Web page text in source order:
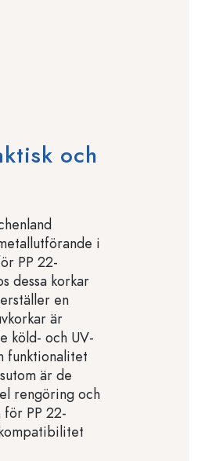
och
i
PP 22-
dessa korkar
en
är
köld- och UV-
funktionalitet
är de
rengöring och
för PP 22-